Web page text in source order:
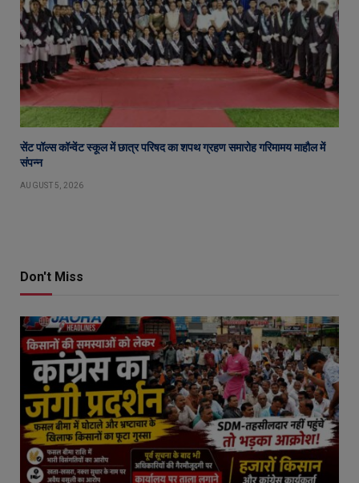
सेंट पॉल्स कॉन्वेंट स्कूल में छात्र परिषद का शपथ ग्रहण समारोह गरिमामय माहौल में
संपन्न
AUGUST 5, 2026
Don't Miss